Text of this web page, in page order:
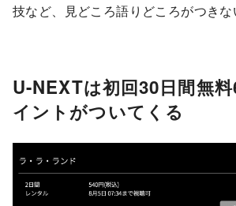
技など、見どころ語りどころがつきな
U-NEXTは初回30日間無
イントがついてくる